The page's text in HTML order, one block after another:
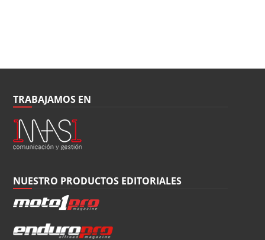
TRABAJAMOS EN
NUESTRO PRODUCTOS EDITORIALES